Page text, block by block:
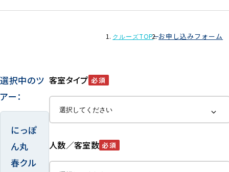
クルーズTOP お申し込みフォーム
選択中のツ
アー：
にっぽ
ん丸
春クル
客室タイプ 必須
人数／客室数 必須